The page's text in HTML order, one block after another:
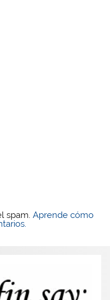
spam.Aprende cómo